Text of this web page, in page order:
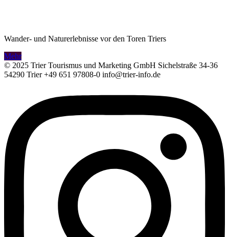
Wander- und Naturerlebnisse vor den Toren Triers
Mehr
© 2025 Trier Tourismus und Marketing GmbH Sichelstraße 34-36
54290 Trier +49 651 97808-0 info@trier-info.de